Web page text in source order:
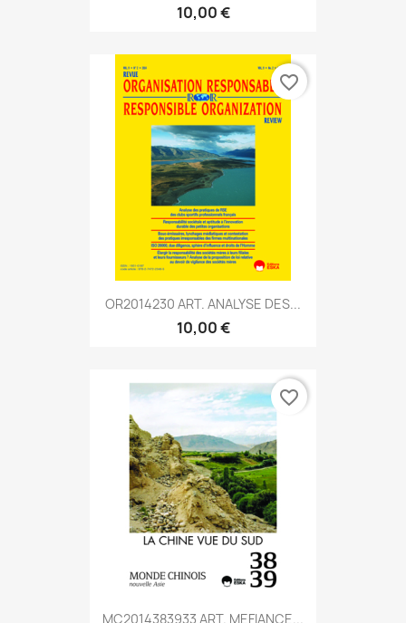
10,00 €
OR2014230 ART. ANALYSE DES...
10,00 €
favorite_border
MC2014383933 ART. MEFIANCE...
favorite_border